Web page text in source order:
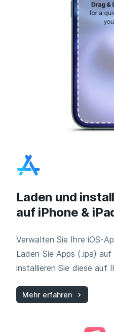
Laden und
auf iPhone &
Verwalten Sie Ihre iOS-
Laden Sie Apps (.ipa)
installieren Sie diese auf
Mehr erfahren